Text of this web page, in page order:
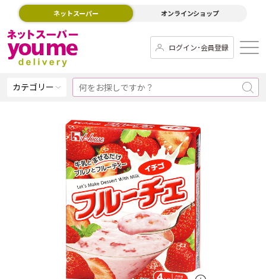
ネットスーパー オンラインショップ
ログイン･会員登録
カテゴリー